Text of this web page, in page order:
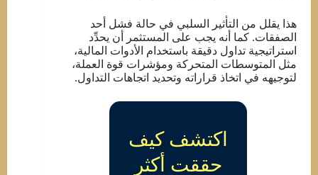
هذا يقلل من التأثير السلبي في حالة فشل أحد
الصفقات. كما أنه يجب على المستثمر أن يحدِّد
استراتيجية تداول دقيقة باستخدام الأدوات المالية،
مثل المتوسطات المتحركة ومؤشرات قوة العملة،
لتوجيهه في اتخاذ قراراته وتحديد اتجاهات التداول.
اكتشف كيف
حققت أكثر